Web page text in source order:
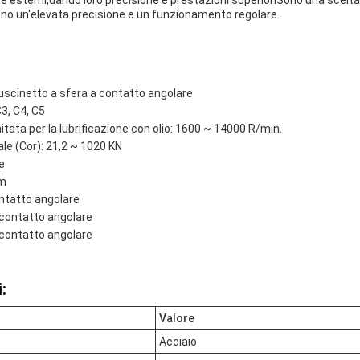
un'elevata precisione e un funzionamento regolare.
a sfera a contatto angolare
C4, C5
per la lubrificazione con olio: 1600 ~ 14000 R/min.
(Cor): 21,2 ~ 1020 KN
angolare
angolare
angolare
Valore
Acciaio